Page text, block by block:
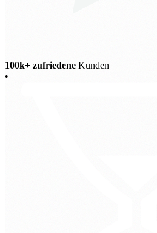
100k+ zufriedene Kunden
•